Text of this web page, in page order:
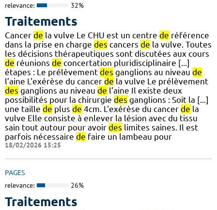
relevance: 32%
Traitements
Cancer de la vulve Le CHU est un centre de référence
dans la prise en charge des cancers de la vulve. Toutes
les décisions thérapeutiques sont discutées aux cours
de réunions de concertation pluridisciplinaire [...]
étapes : Le prélèvement des ganglions au niveau de
l’aine L'exérèse du cancer de la vulve Le prélèvement
des ganglions au niveau de l’aine Il existe deux
possibilités pour la chirurgie des ganglions : Soit la [...]
une taille de plus de 4cm. L'exérèse du cancer de la
vulve Elle consiste à enlever la lésion avec du tissu
sain tout autour pour avoir des limites saines. Il est
parfois nécessaire de faire un lambeau pour
18/02/2026 15:25
PAGES
relevance: 26%
Traitements